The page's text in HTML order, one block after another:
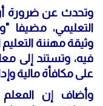
وتحدث عن ضرورة أن
التعليمي، مضيفا
وثيقة مهننة
فيه، وتستند إلى
على مكافأة مالية
وأضاف إن